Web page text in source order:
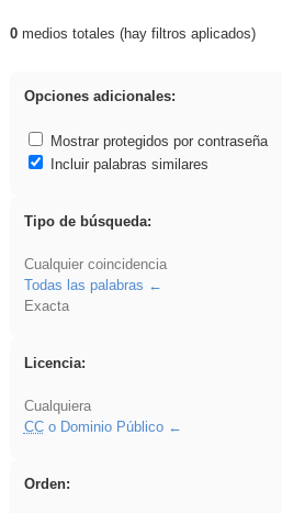
Resultados de: sumar
0medios totales (hay filtros aplicados)
Opciones adicionales:
Mostrar protegidos por contraseña
Incluir palabras similares
Tipo de búsqueda:
Cualquier coincidencia
Todas las palabras
Exacta
Licencia:
Cualquiera
CCo Dominio Público
Orden: